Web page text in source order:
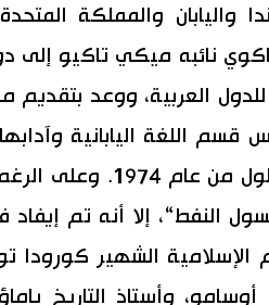
واليابان والمملكة
كاكوي نائبه ميكي تاكيو إلى
العربية، ووعد بتقديم
اللغة اليابانية
بجامعة القاهرة في شهر
النفط“، إلا أنه تم إيفاد
الإسلامية الشهير
أوسامو، وأستاذ التاريخ